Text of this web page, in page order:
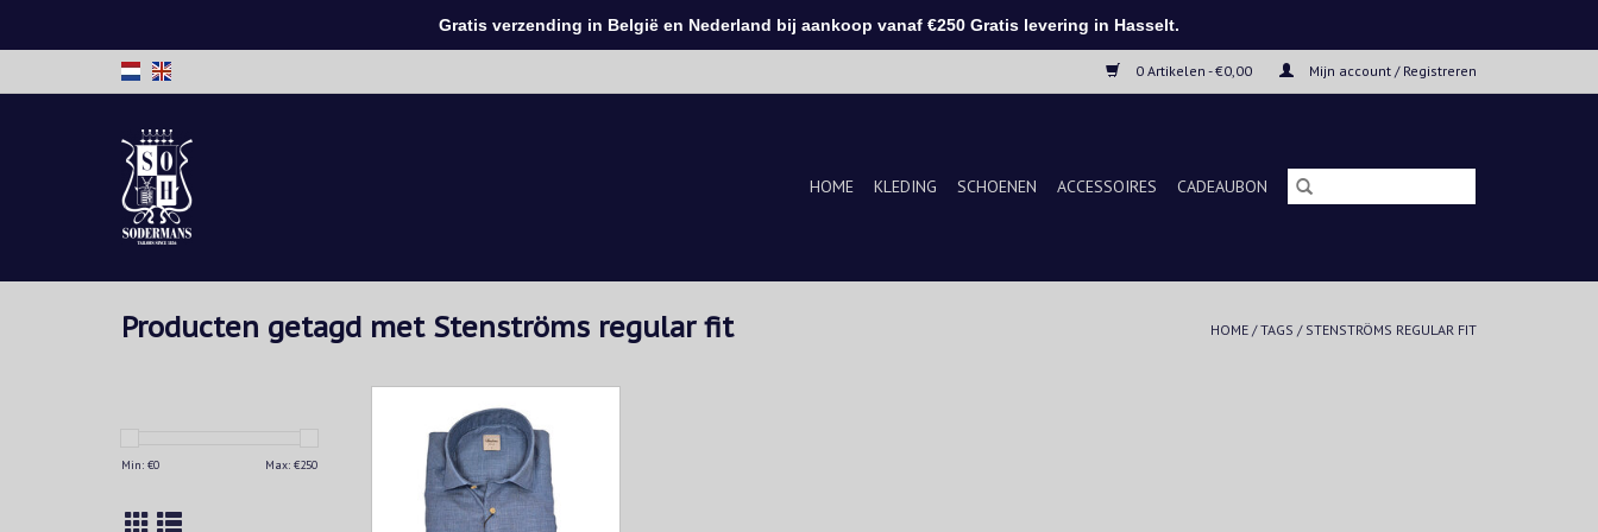
0 Artikelen - €0,00 Mijn account / Registreren
HOME KLEDING SCHOENEN ACCESSOIRES CADEAUBON
Producten getagd met Stenströms regular fit HOME /TAGS / STENSTRÖMS REGULAR FIT
Min: €0 Max: €250
blauw flanelkatoen. Comfortabele
pasvorm met mother of pearl
knopen. Tijdloos design voor een
casual geklede stijl.
Gratis verzending in België en Nederland bij aankoop vanaf €250 Gratis levering in Hasselt.